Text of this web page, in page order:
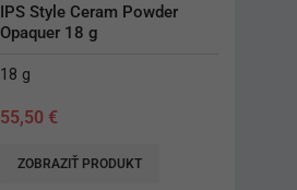
Forplast Soft 2,0 mm
10 ks
24,60 €
PRIDAŤ DO KOŠÍKA